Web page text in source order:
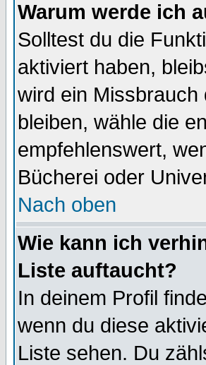
Warum werde ich
Solltest du die
aktiviert haben,
wird ein Missbrauch
bleiben, wähle die
empfehlenswert,
Bücherei oder
Nach oben
Wie kann ich
Liste auftaucht?
In deinem Profil
wenn du diese
Liste sehen. Du